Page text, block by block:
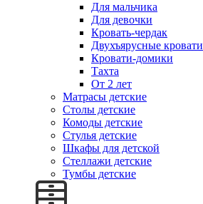
Для мальчика
Для девочки
Кровать-чердак
Двухъярусные кровати
Кровати-домики
Тахта
От 2 лет
Матрасы детские
Столы детские
Комоды детские
Стулья детские
Шкафы для детской
Стеллажи детские
Тумбы детские